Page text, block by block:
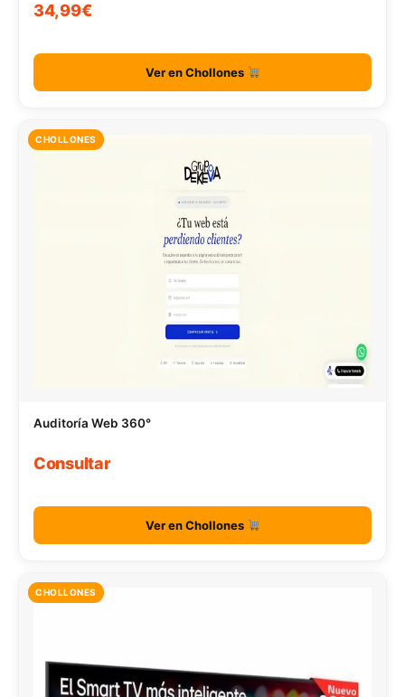
34,99€
Ver en Chollones
CHOLLONES
Auditoría Web 360°
Consultar
Ver en Chollones
CHOLLONES